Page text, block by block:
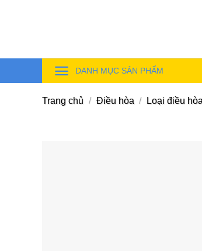
DANH MỤC SẢN PHẨM
Trang chủ / Điều hòa / Loại điều